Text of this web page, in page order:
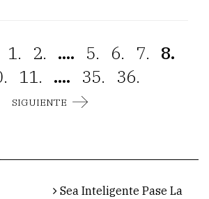
1. 2. .... 5. 6. 7. 8.
11. .... 35. 36.
SIGUIENTE
Sea Inteligente Pase La